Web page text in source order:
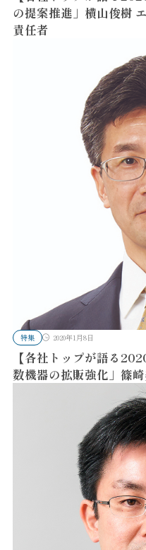
の提案推進」横山俊樹
責任者
特集 2020年1月8日
【各社トップが語る
数機器の拡販強化」篠